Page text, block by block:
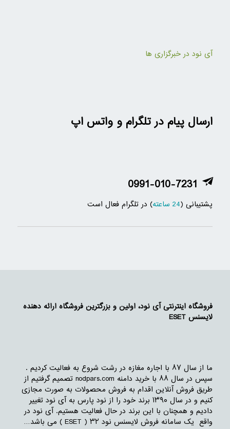
آی نود در خبرگزاری ها
ارسال پیام در تلگرام و واتس اپ
0991-010-7231
پشتیبانی (24 ساعته ) در تلگرام فعال است
فروشگاه اینترنتی آی نود، اولین و بزرگترین فروشگاه ارائه دهنده
لایسنس ESET
ما از سال ۸۷ با اجاره مغازه در رشت شروع به فعالیت کردیم .
سپس در سال ۸۸ با خرید دامنه nodpars.com تصمیم گرفتیم از
طریق فروش آنلاین اقدام به فروش محصولات به صورت مجازی
کنیم و در سال ۱۳۹۰ برند خود را از نود پارس به آی نود تغییر
دادیم و همچنان با این برند در حال فعالیت هستیم. آی نود در
واقع یک سامانه فروش لایسنس نود ۳۲ ( ESET ) می باشد…